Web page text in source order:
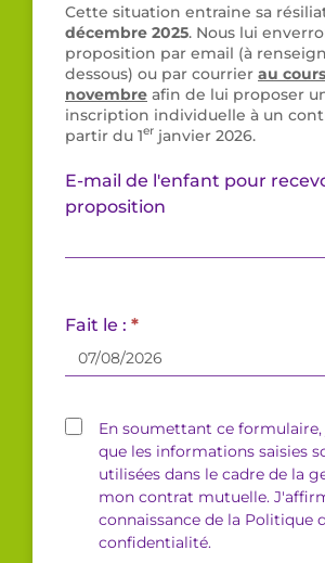
Cette situation entraine sa
décembre 2025. Nous lui
proposition par email (à
dessous) ou par courrier au
novembre afin de lui proposer
inscription individuelle à un
partir du 1er janvier 2026.
E-mail de l'enfant pour
proposition
Fait le : *
En soumettant ce
que les informations saisies
utilisées dans le cadre de la
mon contrat mutuelle.
connaissance de la Politique
confidentialité.